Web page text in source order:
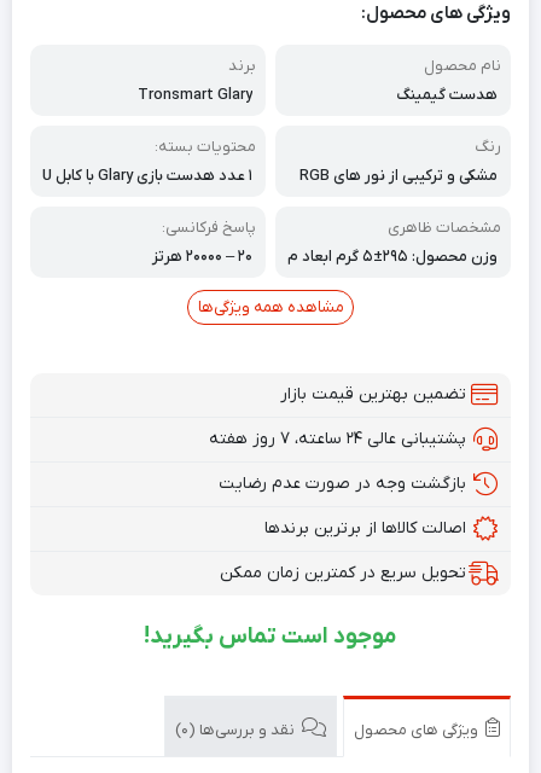
ویژگی های محصول:
نام محصول
هدست گیمینگ
برند
Tronsmart Glary
رنگ
مشکی و ترکیبی از نور های RGB
محتویات بسته:
۱ عدد هدست بازی Glary با کابل U
ترچه راهنما
مشخصات ظاهری
وزن محصول: ۲۹۵±۵ گرم ابعاد م
پاسخ فرکانسی:
۲۰ – ۲۰۰۰۰ هرتز
مشاهده همه ویژگی‌ها
تضمین بهترین قیمت بازار
پشتیبانی عالی ۲۴ ساعته، ۷ روز هفته
بازگشت وجه در صورت عدم رضایت
اصالت کالاها از برترین برندها
تحویل سریع در کمترین زمان ممکن
موجود است تماس بگیرید!
ویژگی های محصول نقد و بررسی‌ها (0)